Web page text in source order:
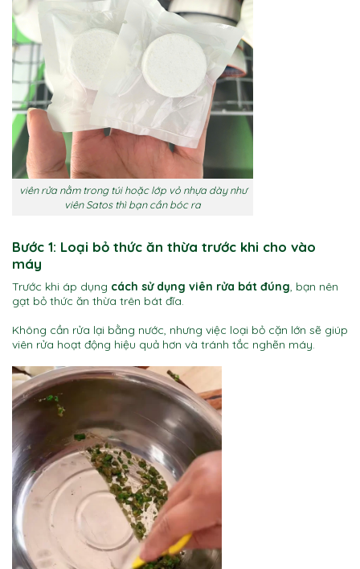
viên rửa nằm trong túi hoặc lớp vỏ nhựa dày như
viên Satos thì bạn cần bóc ra
Bước 1: Loại bỏ thức ăn thừa trước khi cho vào
máy
Trước khi áp dụng cách sử dụng viên rửa bát đúng , bạn nên
gạt bỏ thức ăn thừa trên bát đĩa.
Không cần rửa lại bằng nước, nhưng việc loại bỏ cặn lớn sẽ giúp
viên rửa hoạt động hiệu quả hơn và tránh tắc nghẽn máy.